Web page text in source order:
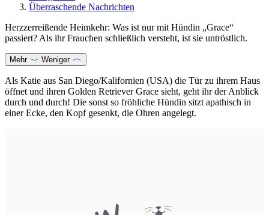
Überraschende Nachrichten
Herzzerreißende Heimkehr: Was ist nur mit Hündin „Grace“
passiert? Als ihr Frauchen schließlich versteht, ist sie untröstlich.
Mehr Weniger
Als Katie aus San Diego/Kalifornien (USA) die Tür zu ihrem Haus
öffnet und ihren Golden RetrieverGrace sieht, geht ihr der Anblick
durch und durch! Die sonst so fröhliche Hündin sitzt apathisch in
einer Ecke, den Kopf gesenkt, die Ohren angelegt.